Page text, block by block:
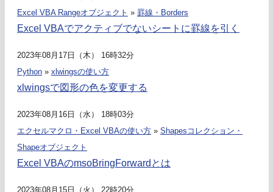
Excel VBA Rangeオブジェクト » 罫線・Borders
Excel VBAでアクティブでないシートに罫線を引く
2023年08月17日（木） 16時32分
Python » xlwingsの使い方
xlwingsで図形の色を変更する
2023年08月16日（水） 18時03分
エクセルマクロ・Excel VBAの使い方 » Shapesコレクション・
Shapeオブジェクト
Excel VBAのmsoBringForwardとは
2023年08月15日（火） 22時20分